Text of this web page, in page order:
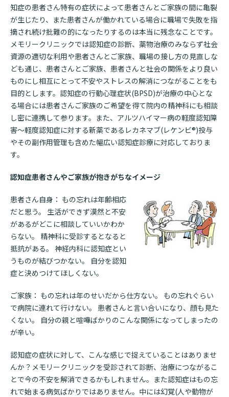
検索する
知症の患者さん特有の症状によって患者さんとご家族の間に亀裂
が生じたり、また患者さんが働かれている場合に職場で失敗を指
摘され続け批難の的になったりするのは本当に残念なことです。
メモリークリニックでは認知症の診断、薬物治療のみならず社会
資源の適切な利用や患者さんとご家族、職場の接し方の見直しな
ども通じ、患者さんとご家族、患者さんと社会の関係をより良い
ものにし相互にとって不安やストレスの解消につながることをも
目的とします。認知症の行動心理症状(BPSD)が治療の中心とな
る場合には患者さんご家族のご希望を得て院内の精神科にも相談
し密に連携して参ります。また、アルツハイマー病の軽度認知障
害～軽度認知症に対する新薬であるレカネマブ(レケンビ®)投与
やその副作用管理も含めた幅広い認知症診療に対応しておりま
す。
認知症患者さんやご家族が抱きがちなイメージ
患者さん自身： もの忘れは年齢相応
だと思う。 生活ができず漠然と不安
があるがどこに相談していいかわか
らない。 精神科に受診するとなると
抵抗がある。 神経内科に認知症とい
うものが結びつかない。 自分を認知
症と決めつけてほしくない。
ご家族： もの忘れは年のせいだから仕方ない。 もの忘れぐらい
で病院に連れて行けない。 患者さんと言い合いになり、顔も見た
くない。 自分の親と喧嘩ばかりのこんな関係になってしまったの
が辛い。
認知症の症状に対して、こんな感じで捉えていることはありませ
んか？メモリークリニックを受診されて診断、治療につながるこ
とで今の不安を解消できるかもしれません。また認知症はもの忘
れで始まる病気ばかりではありません。中には幻覚(人や動物が